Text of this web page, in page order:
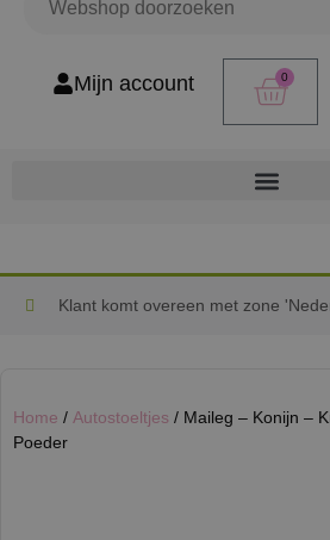
Mijn account 0
Klant komt overeen met zone
Home / Autostoeltjes / Maileg – Konijn –
Poeder